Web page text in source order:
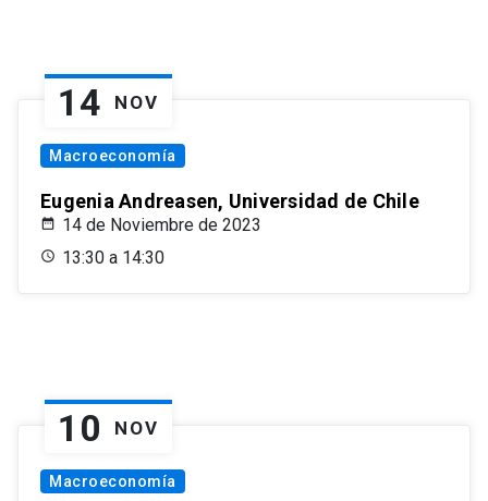
14 NOV
Macroeconomía
Eugenia Andreasen, Universidad de Chile
14 de Noviembre de 2023
13:30 a 14:30
10 NOV
Macroeconomía